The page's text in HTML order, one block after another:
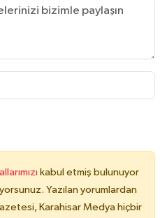
kabul etmiş bulunuyor
Yazılan yorumlardan
Karahisar Medya hiçbir